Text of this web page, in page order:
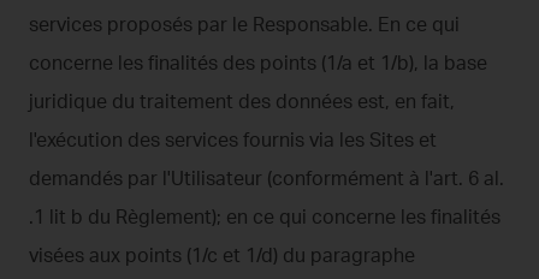
services proposés par le Responsable. En ce qui
concerne les finalités des points (1/a et 1/b), la base
juridique du traitement des données est, en fait,
l'exécution des services fournis via les Sites et
demandés par l'Utilisateur (conformément à l'art. 6 al.
.1 lit b du Règlement); en ce qui concerne les finalités
visées aux points (1/c et 1/d) du paragraphe